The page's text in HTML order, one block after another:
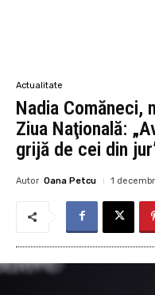
Actualitate
Nadia Comăneci,
Ziua Naţională:
grijă de cei din
Autor Oana Petcu 1